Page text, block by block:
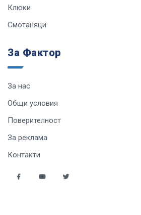
Клюки
Смотаняци
За Фактор
За нас
Общи условия
Поверителност
За реклама
Контакти